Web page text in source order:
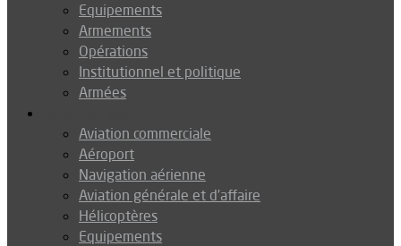
Equipements
Armements
Opérations
Institutionnel et politique
Armées
Aviation commerciale
Aéroport
Navigation aérienne
Aviation générale et d’affaire
Hélicoptères
Equipements